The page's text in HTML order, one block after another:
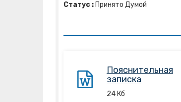
Статус : Принято Думой
Пояснительная
записка
24 Кб